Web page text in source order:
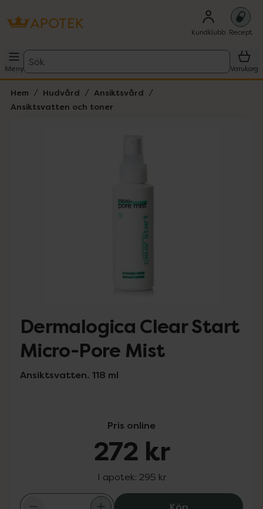
Kundklubb Recept
Meny
Sök
Varukorg
Hem Hudvård
Ansiktsvård
Ansiktsvatten och toner
Dermalogica Clear Start
Micro-Pore Mist
Ansiktsvatten. 118 ml
Pris online
272 kr
I apotek: 295 kr
KöpDermalogica